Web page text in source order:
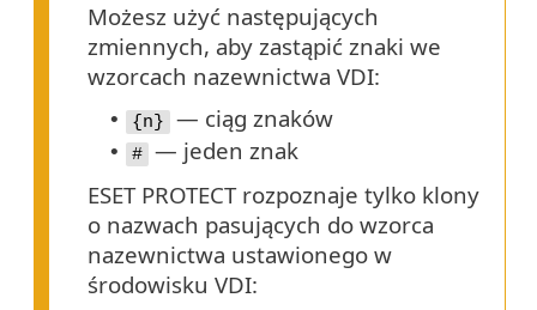
Możesz użyć następujących
zmiennych, aby zastąpić znaki we
wzorcach nazewnictwa VDI:
• {n} — ciąg znaków
• #
— jeden znak
ESET PROTECT rozpoznaje tylko klony
o nazwach pasujących do wzorca
nazewnictwa ustawionego w
środowisku VDI: